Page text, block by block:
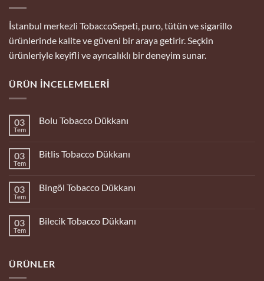
İstanbul merkezli TobaccoSepeti, puro, tütün ve sigarillo
ürünlerinde kalite ve güveni bir araya getirir. Seçkin
ürünleriyle keyifli ve ayrıcalıklı bir deneyim sunar.
ÜRÜN İNCELEMELERI
03
Tem
Bolu Tobacco Dükkanı
Tobacco
03
Tem
Bitlis Tobacco Dükkanı
Tobacco
03
Tem
Bingöl Tobacco Dükkanı
Tobacco
03
Tem
Bilecik Tobacco Dükkanı
Dükkanı
ÜRÜNLER